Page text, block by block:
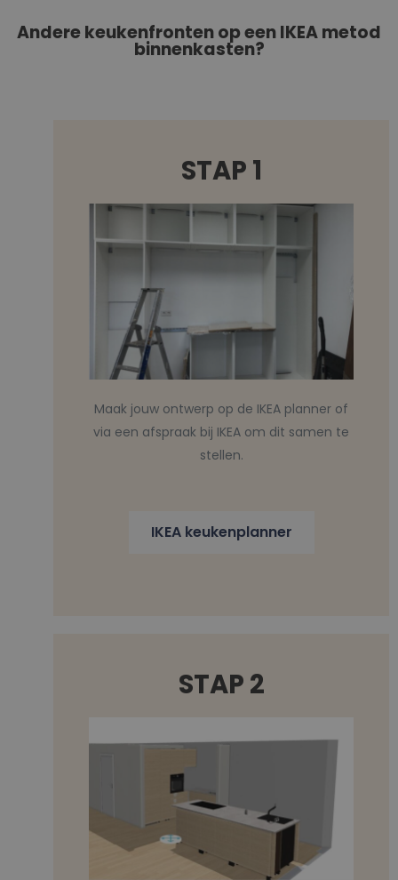
Andere keukenfronten op een IKEA metod
binnenkasten?
STAP 1
Maak jouw ontwerp op de IKEA planner of
via een afspraak bij IKEA om dit samen te
stellen.
IKEA keukenplanner
STAP 2